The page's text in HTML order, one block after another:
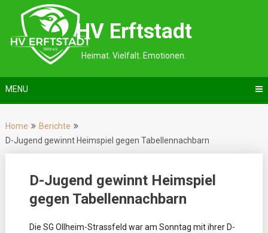
content
HV Erftstadt
Heimat. Vielfalt. Emotionen.
MENU
Home
Berichte
D-Jugend gewinnt Heimspiel gegen Tabellennachbarn
D-Jugend gewinnt Heimspiel
gegen Tabellennachbarn
Die SG Ollheim-Strassfeld war am Sonntag mit ihrer D-